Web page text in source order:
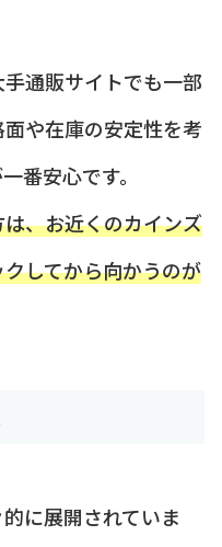
通販サイトでも一部
や在庫の安定性を考
番安心です。
、お近くのカインズ
してから向かうのが
に展開されていま